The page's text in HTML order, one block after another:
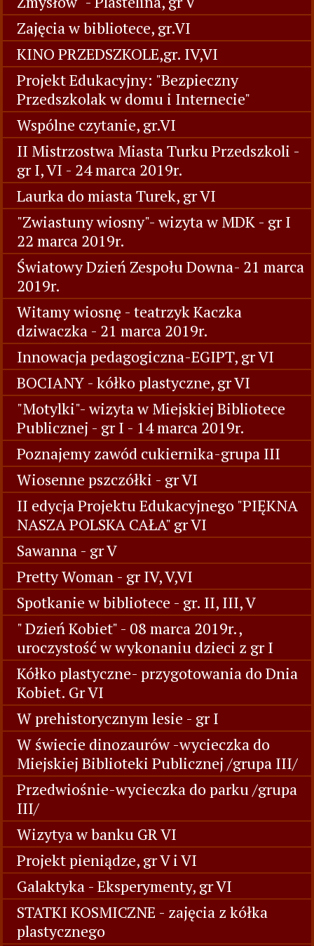
Zajęcia w bibliotece, gr.VI
KINO PRZEDSZKOLE,gr. IV,VI
Projekt Edukacyjny: "Bezpieczny
Przedszkolak w domu i Internecie"
Wspólne czytanie, gr.VI
II Mistrzostwa Miasta Turku Przedszkoli -
gr I, VI - 24 marca 2019r.
Laurka do miasta Turek, gr VI
"Zwiastuny wiosny"- wizyta w MDK - gr I
22 marca 2019r.
Światowy Dzień Zespołu Downa- 21 marca
2019r.
Witamy wiosnę - teatrzyk Kaczka
dziwaczka - 21 marca 2019r.
Innowacja pedagogiczna-EGIPT, gr VI
BOCIANY - kółko plastyczne, gr VI
"Motylki"- wizyta w Miejskiej Bibliotece
Publicznej - gr I - 14 marca 2019r.
Poznajemy zawód cukiernika-grupa III
Wiosenne pszczółki - gr VI
II edycja Projektu Edukacyjnego "PIĘKNA
NASZA POLSKA CAŁA" gr VI
Sawanna - gr V
Pretty Woman - gr IV, V,VI
Spotkanie w bibliotece - gr. II, III, V
" Dzień Kobiet" - 08 marca 2019r.,
uroczystość w wykonaniu dzieci z gr I
Kółko plastyczne- przygotowania do Dnia
Kobiet. Gr VI
W prehistorycznym lesie - gr I
W świecie dinozaurów -wycieczka do
Miejskiej Biblioteki Publicznej /grupa III/
Przedwiośnie-wycieczka do parku /grupa
III/
Wizytya w banku GR VI
Projekt pieniądze, gr V i VI
Galaktyka - Eksperymenty, gr VI
STATKI KOSMICZNE - zajęcia z kółka
plastycznego